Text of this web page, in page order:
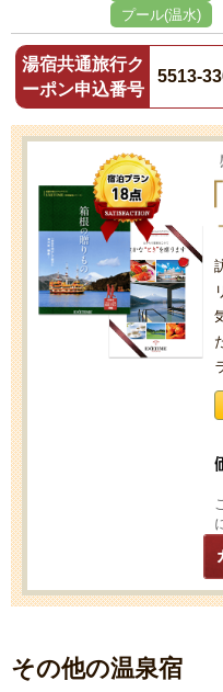
プール(温水)
湯宿共通旅行ク
ーポン申込番号
5513-
その他の温泉宿